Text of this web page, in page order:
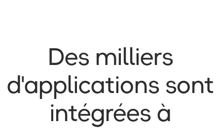
Des milliers
d'applications sont
intégrées à